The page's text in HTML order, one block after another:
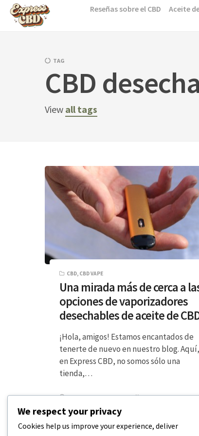
Skip
Reseñas sobre el CBD Aceite
TAG
CBD
View all tags
CBD, CBD VAPE
Una mirada más de cerca a
opciones de vaporizadores
desechables de aceite de
¡Hola, amigos! Estamos encantados de
tenerte de nuevo en nuestro blog. Aquí,
en Express CBD, no somos sólo una
tienda,…
LECTURA DE 4 MINUTOS 25 DE DICIEMBRE DE
We respect your privacy
Cookies help us improve your experience, deliver